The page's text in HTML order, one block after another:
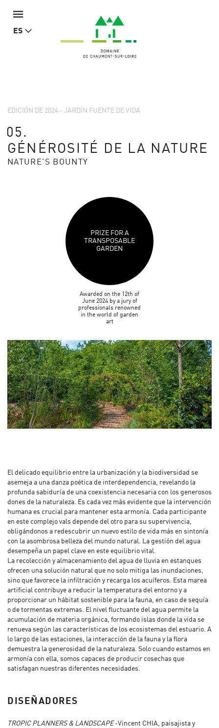
ES
EDICIÓN DE 2024 - JARDÍN FUENTE DE VIDA
05.
GÉNÉROSITÉ DE LA NATURE
NATURE’S BOUNTY
PRIZE FOR A
TRANSPOSABLE
GARDEN
Awarded on the 12th of
June 2024 by a jury of
professionals renowned
in the world of garden
art
El delicado equilibrio entre la urbanización y la biodiversidad se
asemeja a una danza poética de interdependencia, revelando la
profunda sabiduría de una coexistencia necesaria con los generosos
dones de la naturaleza. Es cada vez más evidente que la intervención
humana es crucial para mantener esta armonía. Cada participante
en este complejo vals depende del otro para su supervivencia,
obligándonos a redescubrir un nuevo estilo de vida más en sintonía
con la asombrosa belleza del mundo natural. La gestión del agua
desempeña un papel clave en este equilibrio vital.
La recolección y almacenamiento del agua de lluvia en estanques
ofrecen una solución natural que no solo mitiga las inundaciones,
sino que favorece la infiltración y recarga los acuíferos. Esta marea
artificial contribuye a reducir la temperatura del entorno y a
proporcionar un hábitat sostenible para la fauna, en caso de sequía
o de tormentas extremas. El nivel fluctuante del agua permite la
acumulación de materia orgánica, formando islas donde la vida se
renueva según las características de los ecosistemas del estuario. A
lo largo de las estaciones, la interacción de la fauna y la flora
demuestra la generosidad de la naturaleza. Solo cuando estamos en
armonía con ella, somos capaces de producir cosechas que
satisfagan nuestras diferentes necesidades.
DISEÑADORES
TROPIC PLANNERS & LANDSCAPE -Vincent CHIA, paisajista y